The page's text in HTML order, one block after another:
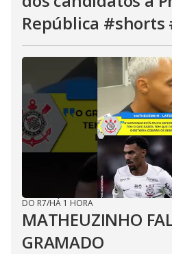
República #shorts
DO R7/HÁ 1 HORA
MATHEUZINHO
GRAMADO